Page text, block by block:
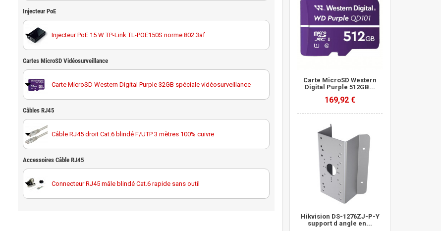
Injecteur PoE
Injecteur PoE 15 W TP-Link TL-POE150S norme 802.3af
Cartes MicroSD Vidéosurveillance
Carte MicroSD Western Digital Purple 32GB spéciale vidéosurveillance
Carte MicroSD Western Digital Purple 64GB spéciale vidéosurveillance
vidéosurveillance
Carte MicroSD Western Digital Purple 256GB spéciale
vidéosurveillance
Carte MicroSD Western Digital Purple 512GB spéciale
Câbles RJ45
Câble RJ45 droit Cat.6 blindé F/UTP 3 mètres 100% cuivre
Câble RJ45 droit Cat.6 blindé F/UTP 10 mètres 100% cuivre
Accessoires Câble RJ45
Connecteur RJ45 mâle blindé Cat.6 rapide sans outil
Carte MicroSD Western
Digital Purple 512GB...
169,92 €
Hikvision DS-1276ZJ-P-Y
support d angle en...